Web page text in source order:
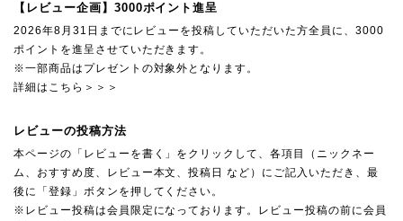
【レビュー企画】3000ポイント進呈
2026年8月31日までにレビューを投稿していただいた方全員に、3000
ポイントを進呈させていただきます。
※一部商品はプレゼントの対象外となります。
詳細はこちら＞＞＞
レビューの投稿方法
本ページの「レビューを書く」をクリックして、各項目（ニックネー
ム、おすすめ度、レビュー本文、投稿日 など）にご記入いただき、最
後に「登録」ボタンを押してください。
※レビュー投稿は会員限定になっております。レビュー投稿の前に会員